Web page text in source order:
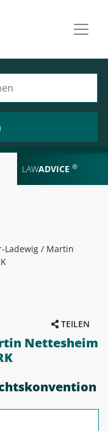
LAWADVICE ®
Ladewig / Martin
TEILEN
Nettesheim